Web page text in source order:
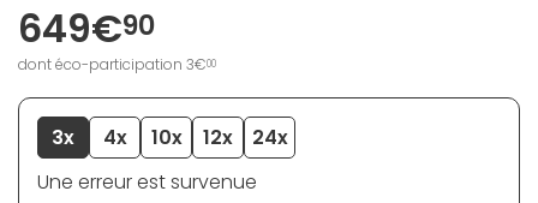
649€90
dont éco-participation 3€00
3x 4x 10x 12x
24x
Une erreur est survenue